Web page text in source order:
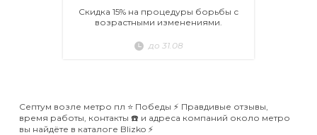
Скидка 15% на процедуры борьбы с
возрастными изменениями.
до 31.08
Септум возле метро пл ⭐️ Победы ⚡️ Правдивые отзывы,
время работы, контакты ☎️ и адреса компаний около метро
вы найдёте в каталоге Blizko ⚡️